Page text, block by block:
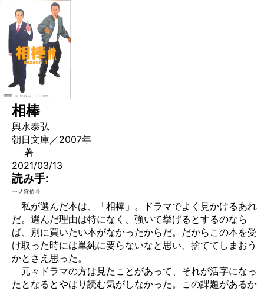
相棒
興水泰弘
朝日文庫／2007年
著
2021/03/13
読み手:
私が選んだ本は、「相棒」。ドラマでよく見かけるあれ
だ。選んだ理由は特になく、強いて挙げるとするのなら
ば、別に買いたい本がなかったからだ。だからこの本を受
け取った時には単純に要らないなと思い、捨ててしまおう
かとさえ思った。
元々ドラマの方は見たことがあって、それが活字になっ
たとなるとやはり読む気がしなかった。この課題があるか